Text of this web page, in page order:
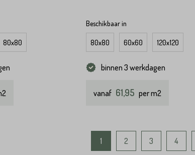
80x80
Beschikbaar in
80x80 60x60 120x120
binnen 3 werkdagen
vanaf 61,95 per m2
1 2 3 4